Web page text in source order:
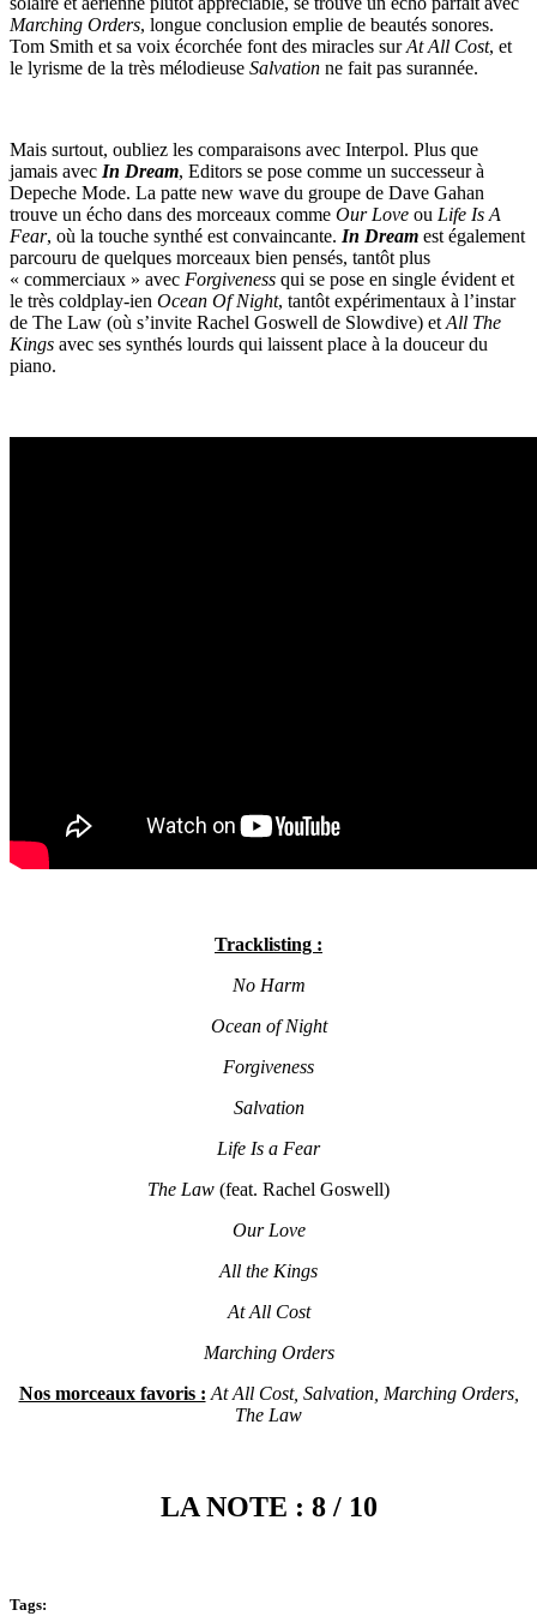
Marching Orders, longue conclusion emplie de beautés sonores.
Tom Smith et sa voix écorchée font des miracles surAt All Cost, et
le lyrisme de la très mélodieuse Salvation ne fait pas surannée.
Mais surtout, oubliez les comparaisons avec Interpol. Plus que
jamais avec In Dream, Editors se pose comme un successeur à
Depeche Mode. La patte new wave du groupe de Dave Gahan
trouve un écho dans des morceaux comme Our Love ou Life Is A
Fear, où la touche synthé est convaincante. In Dream est également
parcouru de quelques morceaux bien pensés, tantôt plus
« commerciaux » avec Forgiveness qui se pose en single évident et
le très coldplay-ien Ocean Of Night, tantôt expérimentaux à l’instar
de The Law (où s’invite Rachel Goswell de Slowdive) et All The
Kings avec ses synthés lourds qui laissent place à la douceur du
piano.
Tracklisting :
No Harm
Ocean of Night
Forgiveness
Salvation
Life Is a Fear
The Law (feat. Rachel Goswell)
Our Love
All the Kings
At All Cost
Marching Orders
Nos morceaux favoris : At All Cost, Salvation, Marching Orders,
The Law
LA NOTE : 8 / 10
Tags: